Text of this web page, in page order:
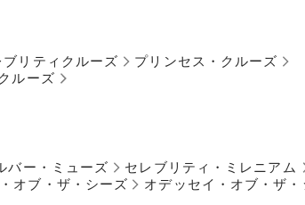
ブリティクルーズ
プリンセス・クルーズ
ルーズ
バー・ミューズ
セレブリティ・ミレニアム
オブ・ザ・シーズ オデッセイ・オブ・ザ・